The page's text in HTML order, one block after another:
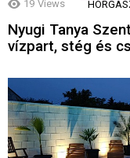
19 Views
Nyugi Tanya
vízpart, stég és